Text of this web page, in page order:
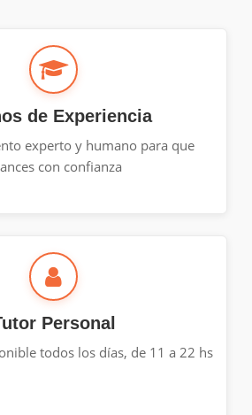
de Experiencia
experto y humano para que
con confianza
Personal
todos los días, de 11 a 22 hs